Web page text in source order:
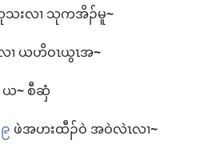
သး​လၢ သု​က​အိၣ်မူ~
ယဟိဝၤ​ယွၤ​အ~
ယ~စီဆှံ
ဖဲ​အ​ဟးထီၣ်​ဝဲ အ​ဝဲ​လဲၤ​လၢ~